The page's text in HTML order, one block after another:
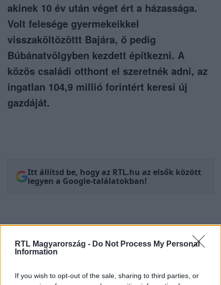
RTL Magyarország - Do Not Process My Personal
Information
If you wish to opt-out of the sale, sharing to third parties, or
akinek 10 év után véget ért a házassága.
Volt felesége gyermekeikkel
visszaköltözöttt Bajára, ő pedig
Búbánatvölgyben kezdett építkezni. A
közös családi otthont el szeretnék adni, az
ingatlan 104,9 millió forintért keresi új
gazdáját.
Itt állítsd be, hogy az RTL.hu az elsők között
legyen a Google-találatokban!